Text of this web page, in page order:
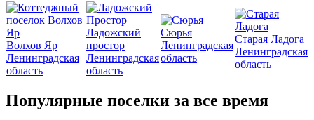
Волхов Яр
Ленинградская
область
Ладожский
простор
Ленинградская
область
Сюрья
Ленинградская
область
Старая Ладога
Ленинградская
область
Популярные поселки за все время